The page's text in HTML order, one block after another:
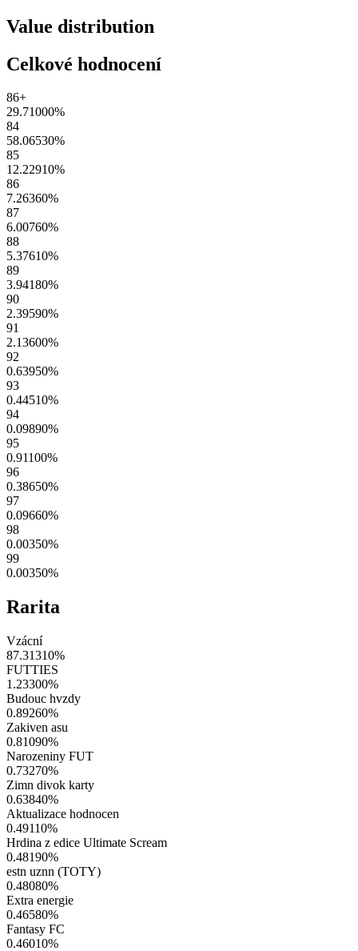
Value distribution
Celkové hodnocení
86+
29.71000%
84
58.06530%
85
12.22910%
86
7.26360%
87
6.00760%
88
5.37610%
89
3.94180%
90
2.39590%
91
2.13600%
92
0.63950%
93
0.44510%
94
0.09890%
95
0.91100%
96
0.38650%
97
0.09660%
98
0.00350%
99
0.00350%
Rarita
Vzácní
87.31310%
FUTTIES
1.23300%
Budouc hvzdy
0.89260%
Zakiven asu
0.81090%
Narozeniny FUT
0.73270%
Zimn divok karty
0.63840%
Aktualizace hodnocen
0.49110%
Hrdina z edice Ultimate Scream
0.48190%
estn uznn (TOTY)
0.48080%
Extra energie
0.46580%
Fantasy FC
0.46010%